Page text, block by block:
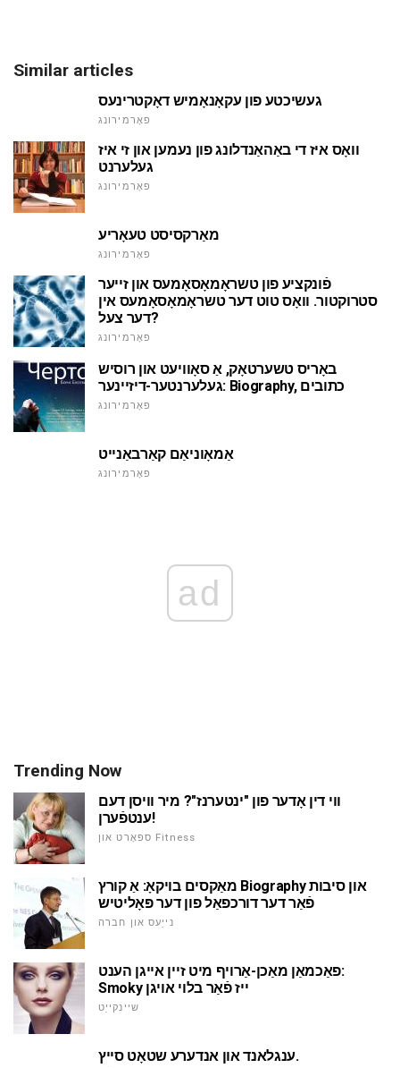
Similar articles
געשיכטע פון עקאָנאָמיש דאָקטרינעס
פאָרמירונג
וואָס איז די באַהאַנדלונג פון נעמען און זי איז
געלערנט
פאָרמירונג
מאַרקסיסט טעאָריע
פאָרמירונג
פֿונקציע פון טשראָמאָסאָמעס און זייער
סטרוקטור. וואָס טוט דער טשראָמאָסאָמעס אין
דער צעל?
פאָרמירונג
באָריס טשערטאָק, אַ סאָוויעט און רוסיש
געלערנטער-דיזיינער: Biography, כתובים
פאָרמירונג
אַמאָוניאַם קאַרבאַנייט
פאָרמירונג
ad
Trending Now
ווי דין אָדער פון "ינטערנז"? מיר וויסן דעם
ענטפֿערן!
ספּאָרט און Fitness
מאַקסים בויקאָ: אַ קורץ Biography און סיבות
פֿאַר דער דורכפאַל פון דער פּאָליטיש
נייַעס און חברה
פאַכמאַן מאַכן-אַרויף מיט זיין אייגן הענט:
Smoky ייז פֿאַר בלוי אויגן
שיינקייַט
ענגלאנד און אנדערע שטאָט סייץ.